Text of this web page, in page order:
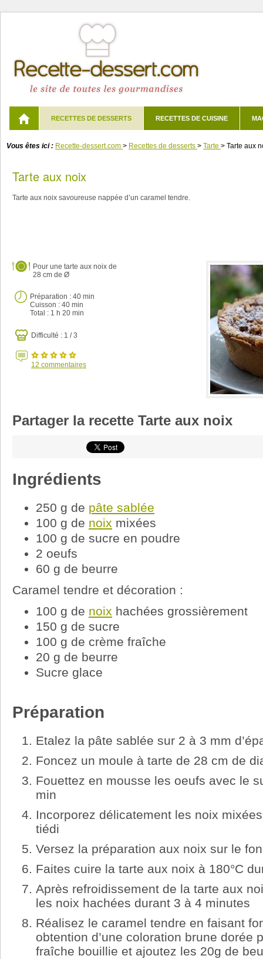
RECETTES DE DESSERTS RECETTES DE CUISINE
Vous êtes ici : Recette-dessert.com > Recettes de desserts > Tarte > Tarte aux
Tarte aux noix
Tarte aux noix savoureuse nappée d’un caramel tendre.
Pour une tarte aux noix de
28 cm de Ø
Préparation : 40 min
Cuisson : 40 min
Total : 1 h 20 min
Difficulté : 1 / 3
12 commentaires
Partager la recette Tarte aux noix
Ingrédients
250 g de pâte sablée
100 g de noix mixées
100 g de sucre en poudre
2 oeufs
60 g de beurre
Caramel tendre et décoration :
100 g de noix hachées grossièrement
150 g de sucre
100 g de crème fraîche
20 g de beurre
Sucre glace
Préparation
Etalez la pâte sablée sur 2 à 3 mm
Foncez un moule à tarte de 28 cm de
Fouettez en mousse les oeufs avec le
min
Incorporez délicatement les noix
tiédi
Versez la préparation aux noix sur le
Faites cuire la tarte aux noix à 180°C
Après refroidissement de la tarte aux
les noix hachées durant 3 à 4 minutes
Réalisez le caramel tendre en faisant
obtention d’une coloration brune dorée
fraîche bouillie et ajoutez les 20g de